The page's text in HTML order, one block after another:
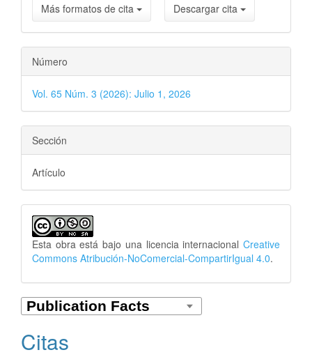
Más formatos de cita Descargar cita
Número
Vol. 65 Núm. 3 (2026): Julio 1, 2026
Sección
Artículo
Esta obra está bajo una licencia internacional Creative
Commons Atribución-NoComercial-CompartirIgual 4.0.
Citas